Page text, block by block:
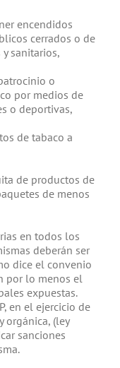
encendidos
cerrados o de
sanitarios,
o
por medios de
o deportivas,
de tabaco a
de productos de
de menos
en todos los
deberán ser
dice el convenio
por lo menos el
expuestas.
en el ejercicio de
orgánica, (ley
sanciones